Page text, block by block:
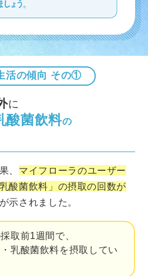
活の傾向 その①
に
酸菌飲料の
、 マイフローラのユーザー
酸菌飲料」の摂取の回数が
示されました。
取前1週間で、
乳酸菌飲料を摂取してい